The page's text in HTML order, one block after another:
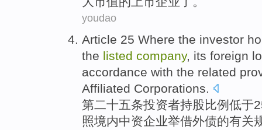
youdao
Article 25 Where the investor
the listed company, its foreign
accordance with the related
Affiliated Corporations.
第二十五条投资者持股比例 低于
照境内中资企业举借外债的有关